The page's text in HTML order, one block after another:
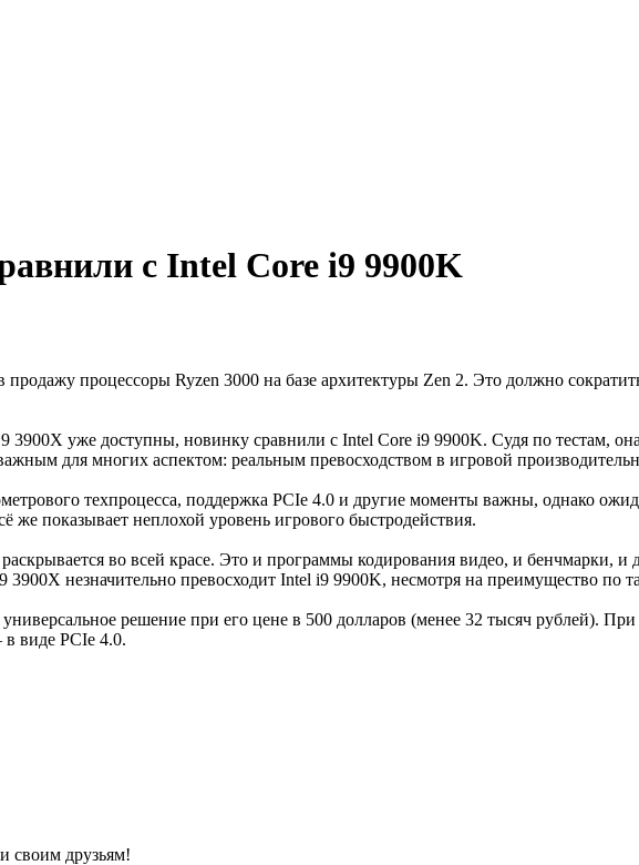
с Intel Core i9 9900K
процессоры Ryzen 3000 на базе архитектуры Zen 2. Это должно
3900X уже доступны, новинку сравнили с Intel Core i9 9900K. Судя по тестам,
для многих аспектом: реальным превосходством в игровой
техпроцесса, поддержка PCIe 4.0 и другие моменты важны, однако
же показывает неплохой уровень игрового быстродействия.
во всей красе. Это и программы кодирования видео, и бенчмарки, и
незначительно превосходит Intel i9 9900K, несмотря на преимущество по
решение при его цене в 500 долларов (менее 32 тысяч рублей).
виде PCIe 4.0.
своим друзьям!